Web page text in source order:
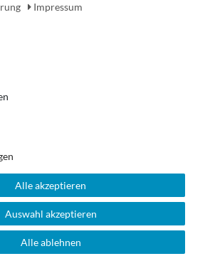
Of The Box. All rights reserved.
Impressum
Alle akzeptieren
Auswahl akzeptieren
Alle ablehnen